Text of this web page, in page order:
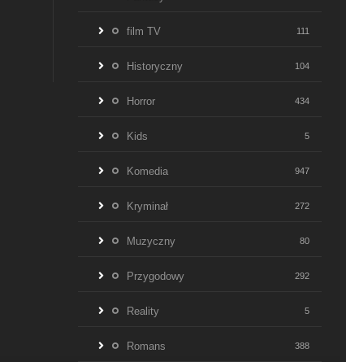
film TV 111
Historyczny 104
Horror 434
Kids 5
Komedia 947
Kryminał 272
Muzyczny 80
Przygodowy 292
Reality 5
Romans 388